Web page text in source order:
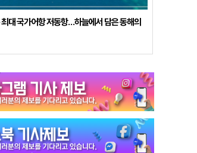
대 국가어항 저동항…하늘에서 담은 동해의